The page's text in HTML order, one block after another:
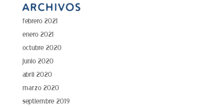
ARCHIVOS
febrero 2021
enero 2021
octubre 2020
junio 2020
abril 2020
marzo 2020
septiembre 2019